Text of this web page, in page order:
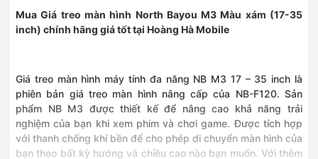
MuaGiá treo màn hình North Bayou M3 Màu xám (17-35
inch) chính hãng giá tốt tại Hoàng Hà Mobile
Giá treo màn hình máy tính đa năng NB M3 17 – 35 inch là
phiên bản giá treo màn hình nâng cấp của NB-F120. Sản
phẩm NB M3 được thiết kế để nâng cao khả năng trải
nghiệm của bạn khi xem phim và chơi game. Được tích hợp
với thanh chống khí bền để cho phép di chuyển màn hình của
bạn theo bất kỳ hướng và chiều cao nào bạn muốn. Với thêm